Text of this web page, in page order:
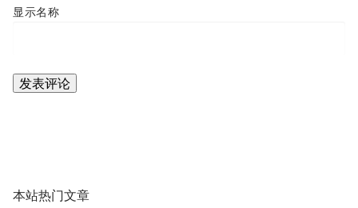
显示名称
本站热门文章